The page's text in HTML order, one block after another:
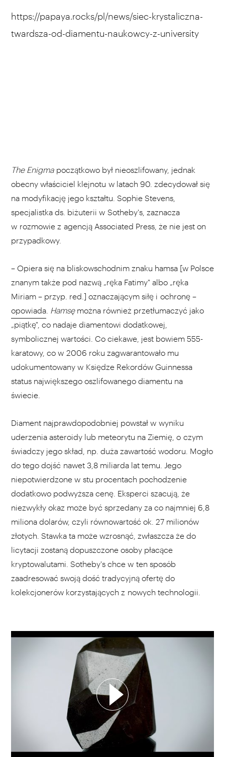
https://papaya.rocks/pl/news/siec-krystaliczna-
twardsza-od-diamentu-naukowcy-z-university
The Enigma początkowo był nieoszlifowany, jednak
obecny właściciel klejnotu w latach 90. zdecydował się
na modyfikację jego kształtu. Sophie Stevens,
specjalistka ds. biżuterii w Sotheby's, zaznacza
w rozmowie z agencją Associated Press, że nie jest on
przypadkowy.
– Opiera się na bliskowschodnim znaku hamsa [w Polsce
znanym także pod nazwą „ręka Fatimy" albo „ręka
Miriam – przyp. red.] oznaczającym siłę i ochronę –
opowiada Hamsęmożna również przetłumaczyć jako
„piątkę", co nadaje diamentowi dodatkowej,
symbolicznej wartości. Co ciekawe, jest bowiem 555-
karatowy, co w 2006 roku zagwarantowało mu
udokumentowany w Księdze Rekordów Guinnessa
status największego oszlifowanego diamentu na
świecie.
Diament najprawdopodobniej powstał w wyniku
uderzenia asteroidy lub meteorytu na Ziemię, o czym
świadczy jego skład, np. duża zawartość wodoru. Mogło
do tego dojść nawet 3,8 miliarda lat temu. Jego
niepotwierdzone w stu procentach pochodzenie
dodatkowo podwyższa cenę. Eksperci szacują, że
niezwykły okaz może być sprzedany za co najmniej 6,8
miliona dolarów, czyli równowartość ok. 27 milionów
złotych. Stawka ta może wzrosnąć, zwłaszcza że do
licytacji zostaną dopuszczone osoby płacące
kryptowalutami. Sotheby's chce w ten sposób
zaadresować swoją dość tradycyjną ofertę do
kolekcjonerów korzystających z nowych technologii.
WYBIERZ SWOJĄ PLAYLISTĘ
DODAJ TEN FILM DO PLAYLISTY